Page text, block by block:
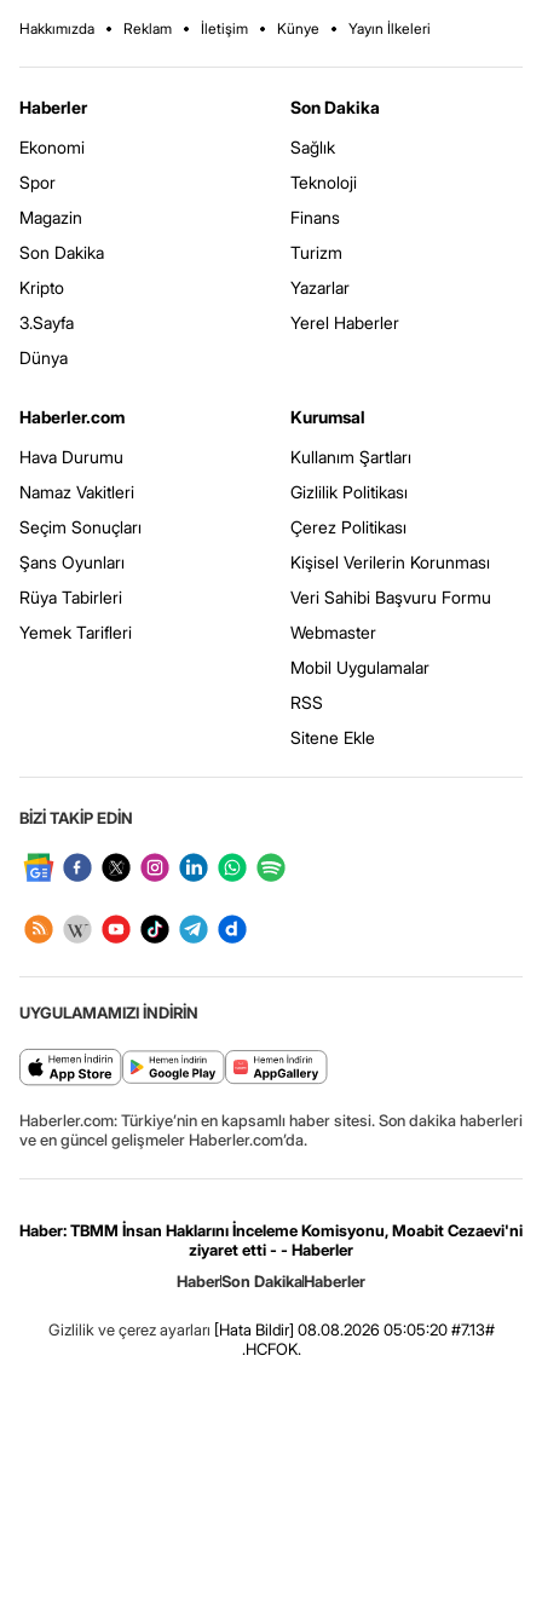
Hakkımızda Reklam İletişim Künye Yayın İlkeleri
Haberler
Ekonomi
Spor
Magazin
Son Dakika
Kripto
3.Sayfa
Dünya
Son Dakika
Sağlık
Teknoloji
Finans
Turizm
Yazarlar
Yerel Haberler
Haberler.com
Hava Durumu
Namaz Vakitleri
Seçim Sonuçları
Şans Oyunları
Rüya Tabirleri
Yemek Tarifleri
Kurumsal
Kullanım Şartları
Gizlilik Politikası
Çerez Politikası
Kişisel Verilerin Korunması
Veri Sahibi Başvuru Formu
Webmaster
Mobil Uygulamalar
RSS
Sitene Ekle
BİZİ TAKİP EDİN
UYGULAMAMIZI İNDİRİN
Haberler.com: Türkiye’nin en kapsamlı haber sitesi. Son dakika haberleri
ve en güncel gelişmeler Haberler.com’da.
Haber: TBMM İnsan Haklarını İnceleme Komisyonu, Moabit Cezaevi'ni
ziyaret etti - - Haberler
HaberSon DakikaHaberler
Gizlilik ve çerez ayarları [Hata Bildir] 08.08.2026 05:05:20 #7.13#
.HCFOK.